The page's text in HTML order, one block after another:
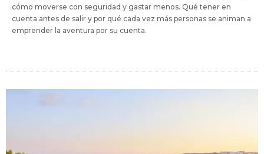
cómo moverse con seguridad y gastar menos. Qué tener en
cuenta antes de salir y por qué cada vez más personas se animan a
emprender la aventura por su cuenta.